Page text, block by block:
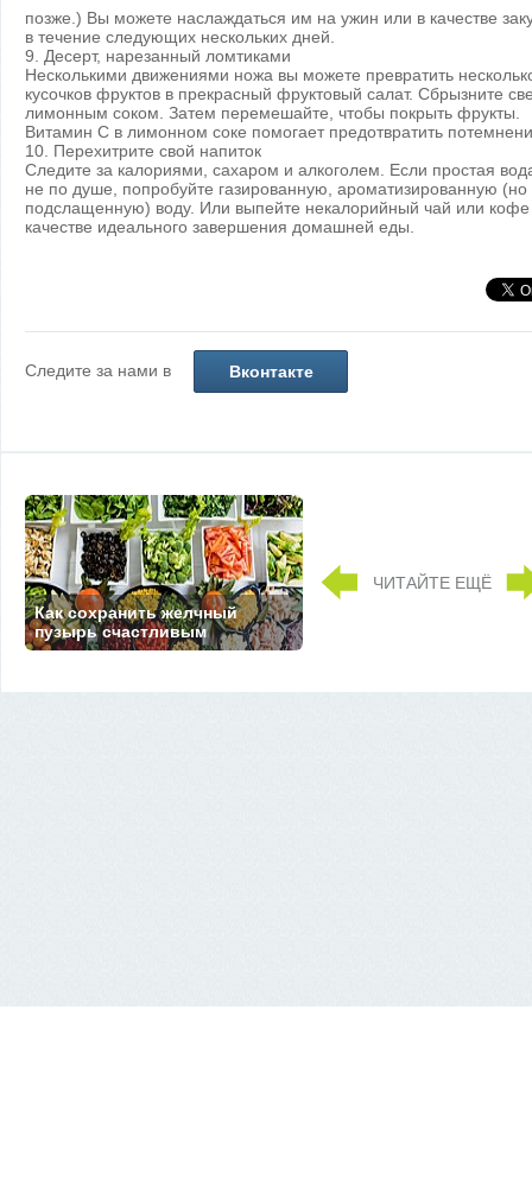
позже.) Вы можете наслаждаться им на ужин или в качестве
в течение следующих нескольких дней.
9. Десерт, нарезанный ломтиками
Несколькими движениями ножа вы можете превратить
кусочков фруктов в прекрасный фруктовый салат. Сбрызните
лимонным соком. Затем перемешайте, чтобы покрыть фрукты.
Витамин С в лимонном соке помогает предотвратить
10. Перехитрите свой напиток
Следите за калориями, сахаром и алкоголем. Если простая
не по душе, попробуйте газированную, ароматизированную (но
подслащенную) воду. Или выпейте некалорийный чай или кофе
качестве идеального завершения домашней еды.
Следите за нами в Вконтакте
Как сохранить желчный
пузырь счастливым
ЧИТАЙТЕ ЕЩЁ